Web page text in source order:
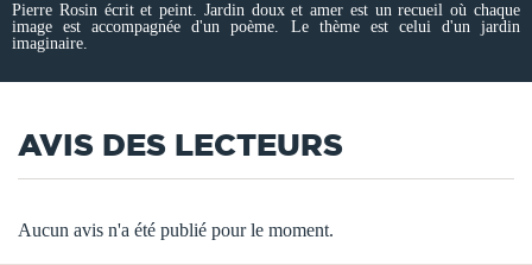
Pierre Rosin écrit et peint. Jardin doux et amer est un recueil où chaque
image est accompagnée d'un poème. Le thème est celui d'un jardin
imaginaire.
AVIS DES LECTEURS
Aucun avis n'a été publié pour le moment.